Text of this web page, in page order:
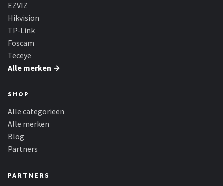
EZVIZ
Hikvision
TP-Link
Foscam
Teceye
Alle merken →
SHOP
Alle categorieën
Alle merken
Blog
Partners
PARTNERS